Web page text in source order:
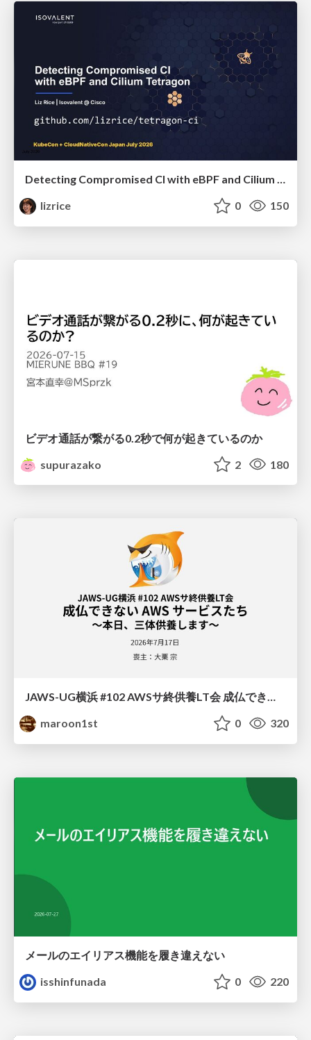
Detecting Compromised CI with eBPF and Cilium Tetragon
lizrice
0 150
ビデオ通話が繋がる0.2秒で何が起きているのか
supurazako
2 180
JAWS-UG横浜 #102 AWSサ終供養LT会 成仏できない AWS サービスたち 〜本日、三体供養します〜
maroon1st
0 320
メールのエイリアス機能を履き違えない
isshinfunada
0 220